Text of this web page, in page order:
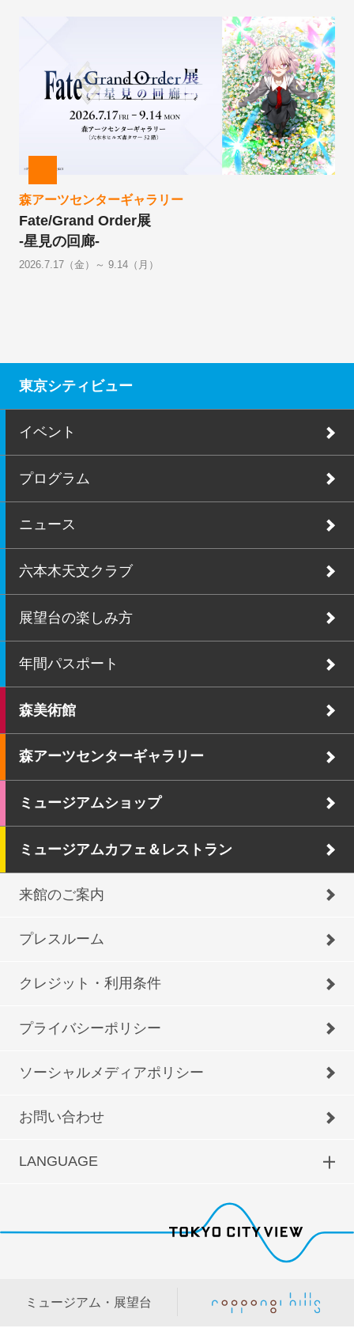
森アーツセンターギャラリー
Fate/Grand Order展
-星見の回廊-
2026.7.17（金）～ 9.14（月）
東京シティビュー
イベント
プログラム
ニュース
六本木天文クラブ
展望台の楽しみ方
年間パスポート
森美術館
森アーツセンターギャラリー
ミュージアムショップ
ミュージアムカフェ＆レストラン
来館のご案内
プレスルーム
クレジット・利用条件
プライバシーポリシー
ソーシャルメディアポリシー
お問い合わせ
LANGUAGE
ミュージアム・展望台